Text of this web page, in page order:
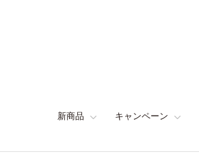
新商品 キャンペーン